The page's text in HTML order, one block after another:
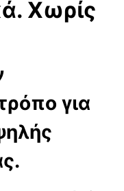
Χωρίς
για